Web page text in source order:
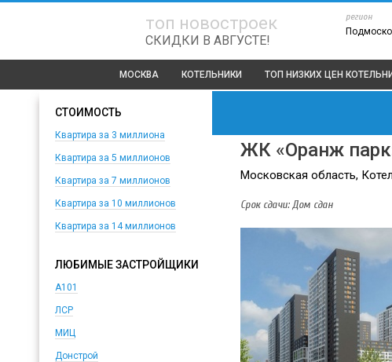
топ новостроек
СКИДКИ В АВГУСТЕ!
регион
МОСКВА КОТЕЛЬНИКИ ТОП НИЗКИХ ЦЕН
СТОИМОСТЬ
Квартира за 3 миллиона
Квартира за 5 миллионов
Квартира за 7 миллионов
Квартира за 10 миллионов
Квартира за 14 миллионов
ЛЮБИМЫЕ ЗАСТРОЙЩИКИ
А101
ЛСР
МИЦ
Донстрой
ЖК «Оранж
Московская область,
Срок сдачи: Дом сдан